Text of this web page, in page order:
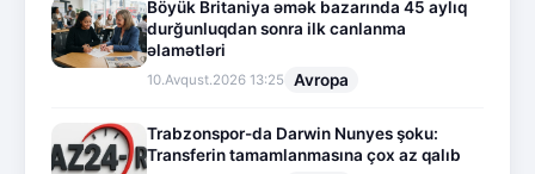
Böyük Britaniya əmək bazarında 45 aylıq
durğunluqdan sonra ilk canlanma
əlamətləri
10.Avqust.2026 13:25 Avropa
Trabzonspor-da Darwin Nunyes şoku:
Transferin tamamlanmasına çox az qalıb